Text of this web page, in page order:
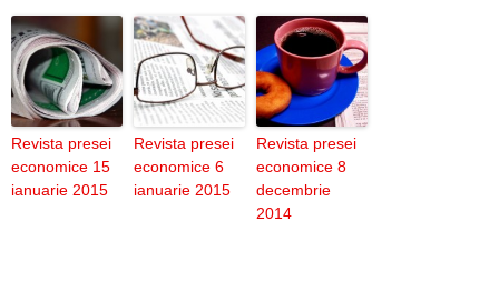
Revista presei
economice 15
ianuarie 2015
Revista presei
economice 6
ianuarie 2015
Revista presei
economice 8
decembrie
2014